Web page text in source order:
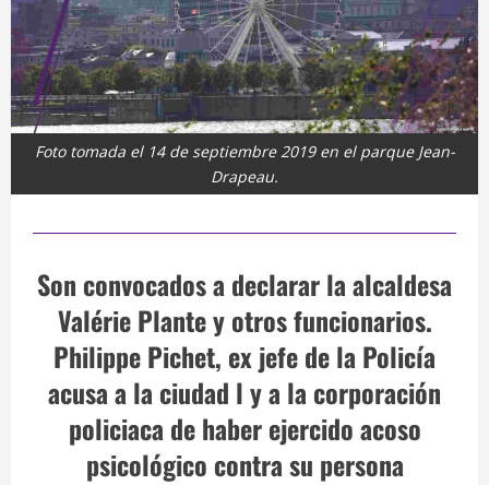
Foto tomada el 14 de septiembre 2019 en el parque Jean-
Drapeau.
Son convocados a declarar la alcaldesa
Valérie Plante y otros funcionarios.
Philippe Pichet, ex jefe de la Policía
acusa a la ciudad l y a la corporación
policiaca de haber ejercido acoso
psicológico contra su persona